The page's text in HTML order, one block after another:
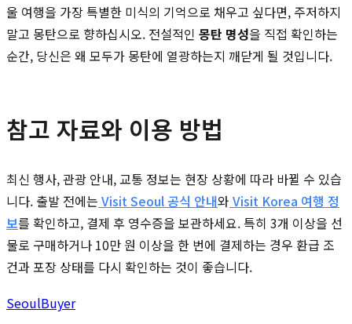
울 여행을 가장 특별한 미식의 기억으로 채우고 싶다면, 주저하지
말고 몽탄으로 향하십시오. 전설적인 몽탄 명성을 직접 확인하는
순간, 당신은 왜 모두가 몽탄에 열광하는지 깨닫게 될 것입니다.
참고 자료와 이용 방법
최신 행사, 관광 안내, 교통 정보는 현장 상황에 따라 바뀔 수 있습
니다. 출발 전에는 Visit Seoul 공식 안내와 Visit Korea 여행 정
보를 확인하고, 결제 후 영수증을 보관하세요. 특히 3개 이상을 선
물로 구매하거나 10만 원 이상을 한 번에 결제하는 경우 환급 조
건과 포장 상태를 다시 확인하는 것이 좋습니다.
SeoulBuyer